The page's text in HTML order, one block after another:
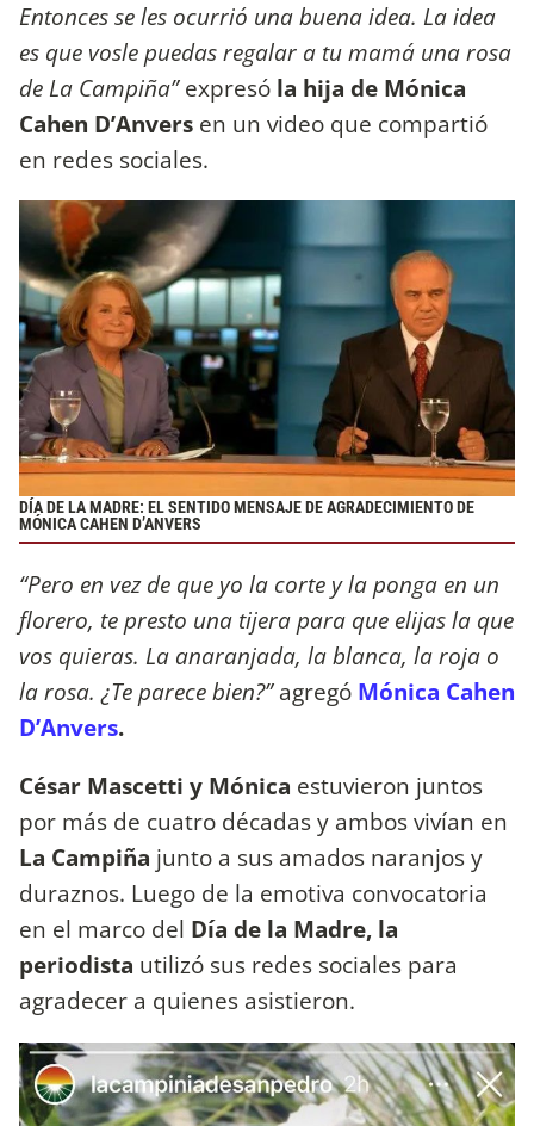
Entonces se les ocurrió una buena idea. La idea
es que vosle puedas regalar a tu mamá una rosa
de La Campiña”expresó la hija de Mónica
Cahen D’Anvers en un video que compartió
en redes sociales.
DÍA DE LA MADRE: EL SENTIDO MENSAJE DE AGRADECIMIENTO DE
MÓNICA CAHEN D’ANVERS
“Pero en vez de que yo la corte y la ponga en un
florero, te presto una tijera para que elijas la que
vos quieras. La anaranjada, la blanca, la roja o
la rosa. ¿Te parece bien?”agregó Mónica Cahen
D’Anvers.
César Mascetti y Mónica estuvieron juntos
por más de cuatro décadas y ambos vivían en
La Campiña junto a sus amados naranjos y
duraznos. Luego de la emotiva convocatoria
en el marco del Día de la Madre, la
periodista utilizó sus redes sociales para
agradecer a quienes asistieron.